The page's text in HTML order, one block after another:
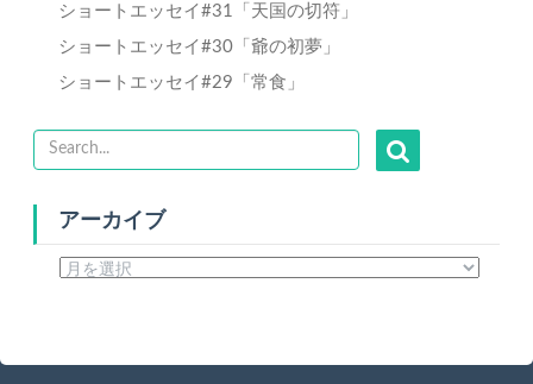
ショートエッセイ#31「天国の切符」
ショートエッセイ#30「爺の初夢」
ショートエッセイ#29「常食」
アーカイブ
ブ